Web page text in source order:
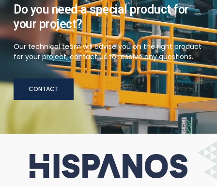
Do you need a special product for
your project?
Our technical team will advise you on the right product
for your project, contact us to resolve any questions.
CONTACT